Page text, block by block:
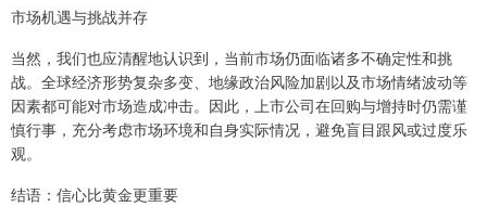
市场机遇与挑战并存
当然，我们也应清醒地认识到，当前市场仍面临诸多不确定性和挑
战。全球经济形势复杂多变、地缘政治风险加剧以及市场情绪波动等
因素都可能对市场造成冲击。因此，上市公司在回购与增持时仍需谨
慎行事，充分考虑市场环境和自身实际情况，避免盲目跟风或过度乐
观。
结语：信心比黄金更重要